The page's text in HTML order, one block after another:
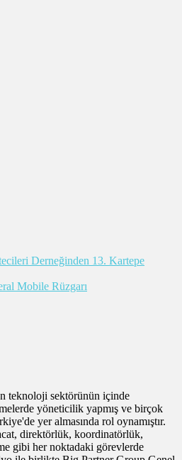
Derneğinden 13. Kartepe
Mobile Rüzgarı
teknoloji sektörünün içinde
yöneticilik yapmış ve birçok
yer almasında rol oynamıştır.
direktörlük, koordinatörlük,
gibi her noktadaki görevlerde